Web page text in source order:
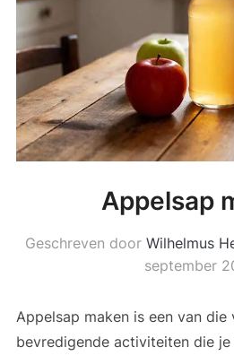
Appelsap
Geschreven door Wilhelmus
september
Appelsap maken is een van die
bevredigende activiteiten die